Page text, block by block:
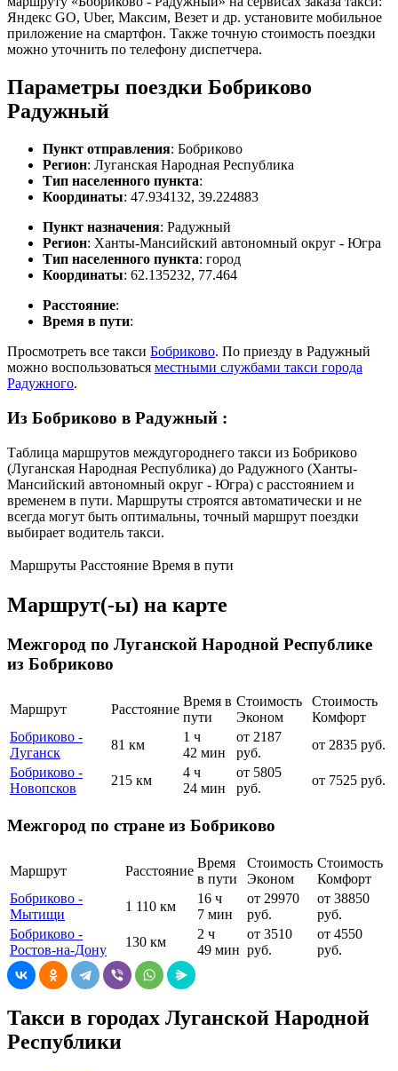
Яндекс GO, Uber, Максим, Везет и др. установите мобильное
приложение на смартфон. Также точную стоимость поездки
можно уточнить по телефону диспетчера.
Параметры поездки Бобриково
Радужный
Пункт отправления: Бобриково
Регион: Луганская Народная Республика
Тип населенного пункта:
Координаты: 47.934132, 39.224883
Пункт назначения: Радужный
Регион: Ханты-Мансийский автономный округ - Югра
Тип населенного пункта: город
Координаты: 62.135232, 77.464
Расстояние:
Время в пути:
Просмотреть все такси Бобриково. По приезду в Радужный
можно воспользоваться местными службами такси города
Радужного.
Из Бобриково в Радужный :
Таблица маршрутов междугороднего такси из Бобриково
(Луганская Народная Республика) до Радужного (Ханты-
Мансийский автономный округ - Югра) с расстоянием и
временем в пути. Маршруты строятся автоматически и не
всегда могут быть оптимальны, точный маршрут поездки
выбирает водитель такси.
Маршруты Расстояние Время в пути
Маршрут(-ы) на карте
Межгород по Луганской Народной Республике
из Бобриково
Маршрут Расстояние
Время в
пути
Стоимость
Эконом
Стоимость
Комфорт
Бобриково -
Луганск
81 км
1 ч
42 мин
от 2187
руб.
от 2835 руб.
Бобриково -
Новопсков
215 км
4 ч
24 мин
от 5805
руб.
от 7525 руб.
Межгород по стране из Бобриково
Маршрут Расстояние
Время
в пути
Стоимость
Эконом
Стоимость
Комфорт
Бобриково -
Мытищи
1 110 км
16 ч
7 мин
от 29970
руб.
от 38850
руб.
Бобриково -
Ростов-на-Дону
130 км
2 ч
49 мин
от 3510
руб.
от 4550
руб.
Такси в городах Луганской Народной
Республики